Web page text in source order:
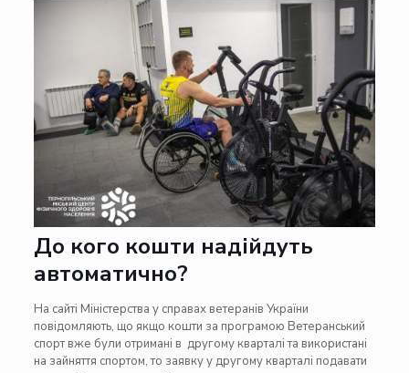
До кого кошти надійдуть
автоматично?
На сайті Міністерства у справах ветеранів України
повідомляють, що якщо кошти за програмою Ветеранський
спорт вже були отримані в другому кварталі та використані
на зайняття спортом, то заявку у другому кварталі подавати